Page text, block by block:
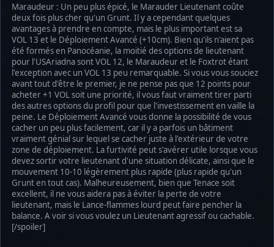
Maraudeur : Un peu plus épicé, le Marauder Lieutenant coûte
deux fois plus cher qu'un Grunt. Il y a cependant quelques
avantages à prendre en compte, mais le plus important est sa
VOL 13 et le Déploiement Avancé (+10cm). Bien qu'ils n'aient pas
été formés en Panocéanie, la moitié des options de lieutenant
pour l'USAriadna sont VOL 12, le Maraudeur et le Foxtrot étant
l'exception avec un VOL 13 peu remarquable. Si vous vous souciez
avant tout d'être le premier, je ne pense pas que 12 points pour
acheter +1 VOL soit une priorité, il vous faut vraiment tirer parti
des autres options du profil pour que l'investissement en vaille la
peine. Le Déploiement Avancé vous donne la possibilité de vous
cacher un peu plus facilement, car il y a parfois un bâtiment
vraiment génial sur lequel se cacher juste à l'extérieur de votre
zone de déploiement. La furtivité peut s'avérer utile lorsque vous
devez sortir votre lieutenant d'une situation délicate, ainsi que le
mouvement 10-10 légèrement plus rapide (plus rapide qu'un
Grunt en tout cas). Malheureusement, bien que Tenace soit
excellent, il ne vous aidera pas à éviter la perte de votre
lieutenant, mais le Lance-flammes lourd peut faire pencher la
balance. A voir si vous voulez un Lieutenant agressif ou cachable.
[/spoiler]